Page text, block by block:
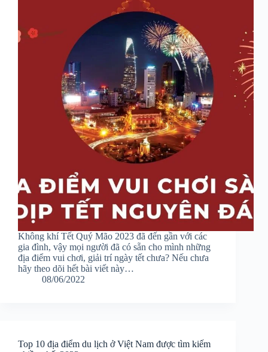
Không khí Tết Quý Mão 2023 đã đến gần với các
gia đình, vậy mọi người đã có sẵn cho mình những
địa điểm vui chơi, giải trí ngày tết chưa? Nếu chưa
hãy theo dõi hết bài viết này…
08/06/2022
Top 10 địa điểm du lịch ở Việt Nam được tìm kiếm